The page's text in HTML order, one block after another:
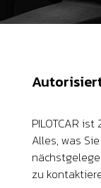
PILOTCAR
Alles, was
zu